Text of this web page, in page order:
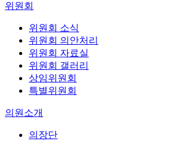
위원회
위원회 소식
위원회 의안처리
위원회 자료실
위원회 갤러리
상임위원회
특별위원회
의원소개
의장단